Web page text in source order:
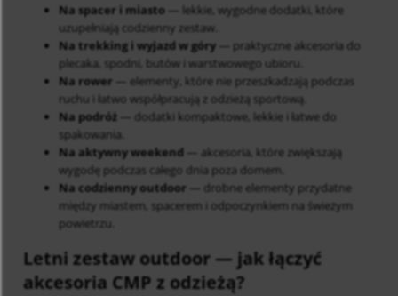
Na spacer i miasto — lekkie, wygodne dodatki, które
uzupełniają codzienny zestaw.
Na trekking i wyjazd w góry — praktyczne akcesoria do
plecaka, spodni, butów i warstwowego ubioru.
Na rower — elementy, które nie przeszkadzają podczas
ruchu i łatwo współpracują z odzieżą sportową.
Na podróż — dodatki kompaktowe, lekkie i łatwe do
spakowania.
Na aktywny weekend — akcesoria, które zwiększają
wygodę podczas całego dnia poza domem.
Na codzienny outdoor — drobne elementy przydatne
między miastem, spacerem i odpoczynkiem na świeżym
powietrzu.
Letni zestaw outdoor — jak łączyć
akcesoria CMP z odzieżą?